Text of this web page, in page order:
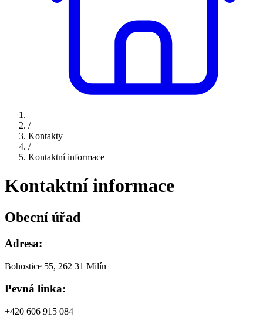
/
Kontakty
/
Kontaktní informace
Kontaktní informace
Obecní úřad
Adresa:
Bohostice 55, 262 31 Milín
Pevná linka:
+420 606 915 084